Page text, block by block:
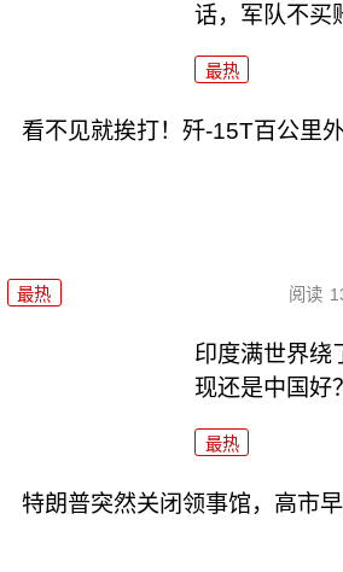
话，军队不买
最热
看不见就挨打！歼-15T百公里
最热 阅读
印度满世界绕
现还是中国好？
最热
特朗普突然关闭领事馆，高市